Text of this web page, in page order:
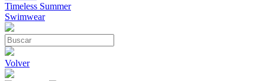
Timeless Summer
Swimwear
Volver